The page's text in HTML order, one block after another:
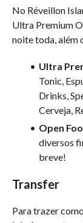
No Réveillon
Ultra Premium
noite toda, além
Ultra
Tonic,
Drinks,
Cerveja,
Open
diversos
breve!
Transfer
Para trazer